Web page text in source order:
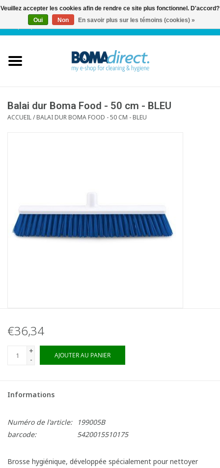
FR| 0 Articles
Service client
Balai dur Boma Food - 50 cm - BLEU
ACCUEIL/BALAI DUR BOMA FOOD - 50 CM - BLEU
€36,34
+
-
AJOUTER AU PANIER
Informations
Numéro de l'article:
199005B
barcode:
5420015510175
Brosse hygiénique, développée spécialement pour nettoyer
Veuillez accepter les cookies afin de rendre ce site plus fonctionnel. D'accord?
Oui
Non En savoir plus sur les témoins (cookies) »